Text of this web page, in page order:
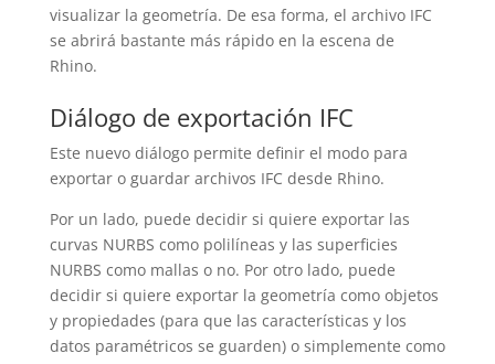
visualizar la geometría. De esa forma, el archivo IFC
se abrirá bastante más rápido en la escena de
Rhino.
Diálogo de exportación IFC
Este nuevo diálogo permite definir el modo para
exportar o guardar archivos IFC desde Rhino.
Por un lado, puede decidir si quiere exportar las
curvas NURBS como polilíneas y las superficies
NURBS como mallas o no. Por otro lado, puede
decidir si quiere exportar la geometría como objetos
y propiedades (para que las características y los
datos paramétricos se guarden) o simplemente como